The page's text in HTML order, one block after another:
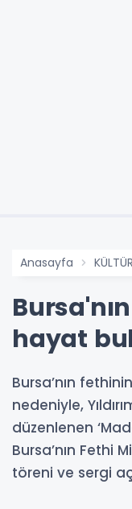
Anasayfa
hayat
Bursa’nın
nedeniyle,
düzenlenen
Bursa’nın Fethi
töreni ve sergi